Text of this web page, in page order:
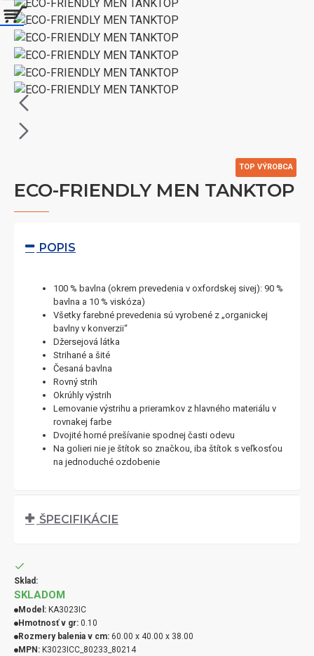
TOP VÝROBCA
ECO-FRIENDLY MEN TANKTOP
POPIS
100 % bavlna (okrem prevedenia v oxfordskej sivej): 90 %
bavlna a 10 % viskóza)
Všetky farebné prevedenia sú vyrobené z „organickej
bavlny v konverzii“
Džersejová látka
Strihané a šité
Česaná bavlna
Rovný strih
Okrúhly výstrih
Lemovanie výstrihu a prieramkov z hlavného materiálu v
rovnakej farbe
Dvojité horné prešívanie spodnej časti odevu
Na golieri nie je štítok so značkou, iba štítok s veľkosťou
na jednoduché ozdobenie
ŠPECIFIKÁCIE
Sklad:
SKLADOM
Model: KA3023IC
Hmotnosť v gr: 0.10
Rozmery balenia v cm: 60.00 x 40.00 x 38.00
MPN: K3023ICC_80233_80214